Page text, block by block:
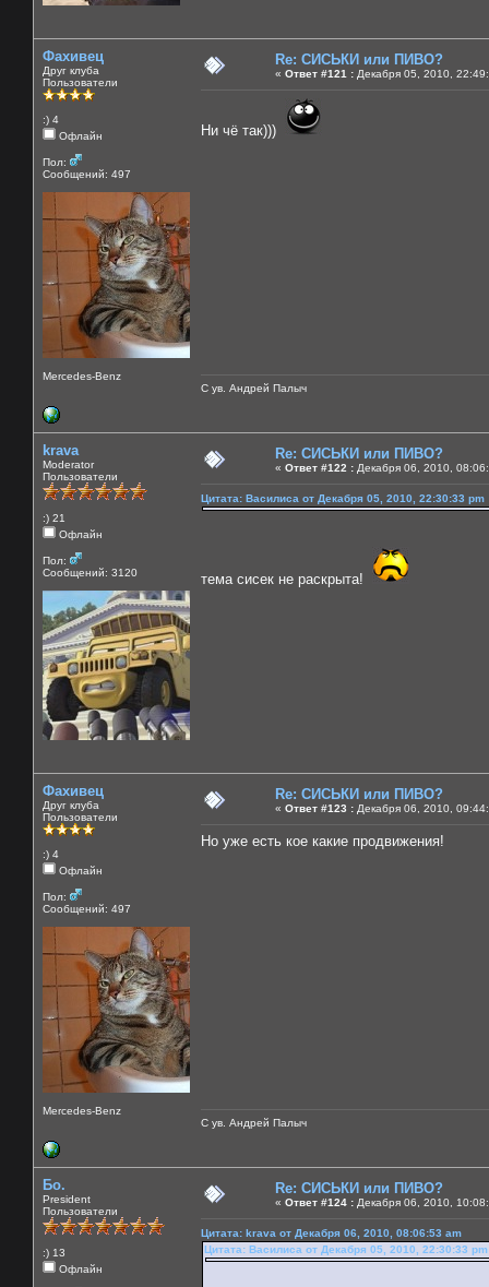
Фахивец
Друг клуба
Пользователи
:) 4
Офлайн
Пол:
Сообщений: 497
Mercedes-Benz
Re: СИСЬКИ или ПИВО?
« Ответ #121 : Декабря 05, 2010,
Ни чё так)))
С ув. Андрей Палыч
krava
Moderator
Пользователи
:) 21
Офлайн
Пол:
Сообщений: 3120
Re: СИСЬКИ или ПИВО?
« Ответ #122 : Декабря 06, 2010,
Цитата: Василиса от Декабря 05, 2010, 22:30:33 pm
тема сисек не раскрыта!
Фахивец
Друг клуба
Пользователи
:) 4
Офлайн
Пол:
Сообщений: 497
Mercedes-Benz
Re: СИСЬКИ или ПИВО?
« Ответ #123 : Декабря 06, 2010,
Но уже есть кое какие продвижения!
С ув. Андрей Палыч
Бо.
President
Пользователи
:) 13
Офлайн
Re: СИСЬКИ или ПИВО?
« Ответ #124 : Декабря 06, 2010,
Цитата: krava от Декабря 06, 2010, 08:06:53 am
Цитата: Василиса от Декабря 05, 2010, 22:30:33 pm